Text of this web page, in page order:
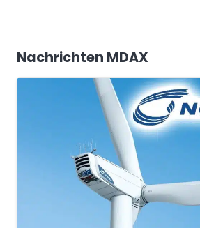
Nachrichten MDAX